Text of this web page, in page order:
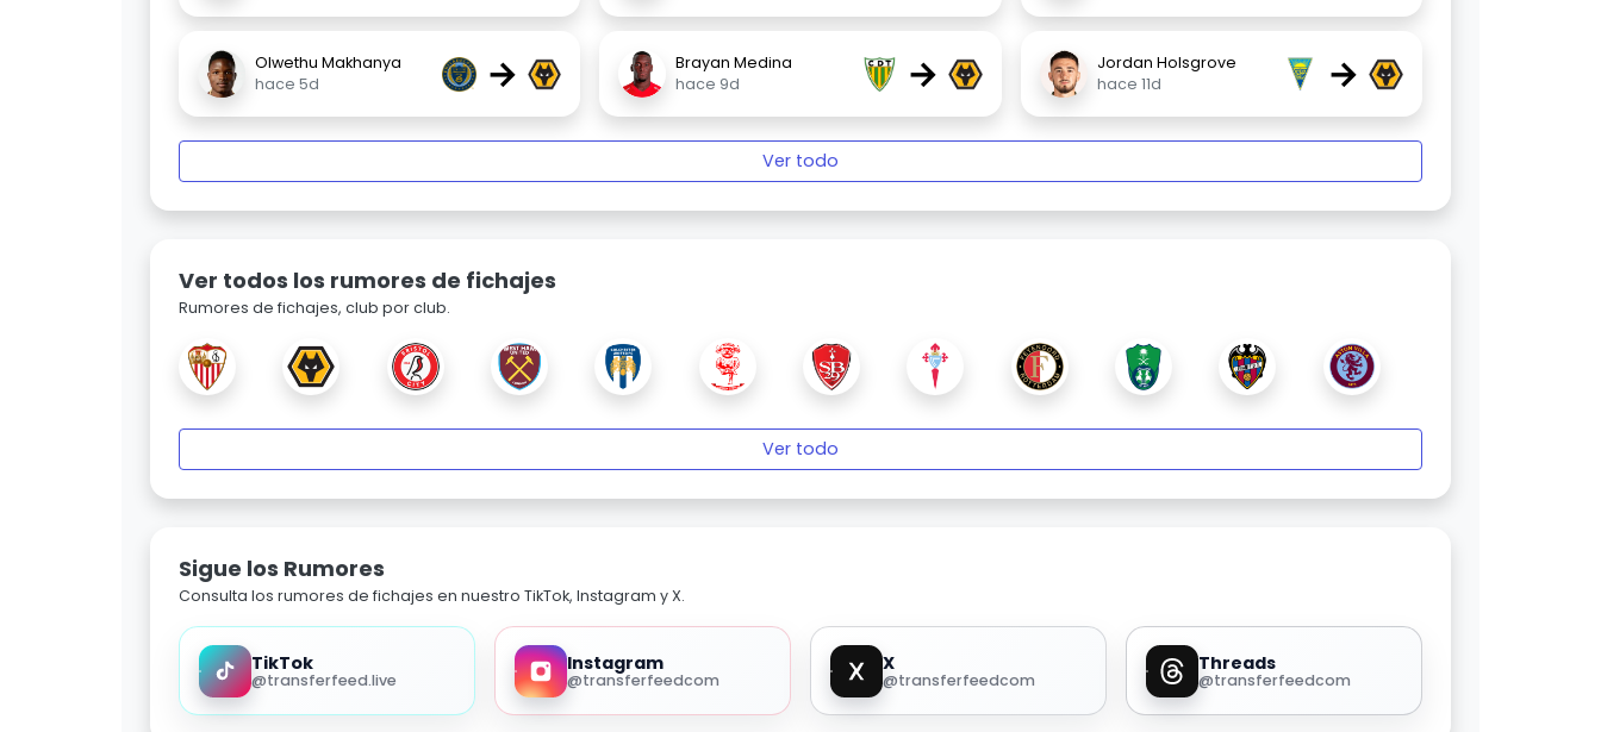
Olwethu Makhanya
hace 5d
→
Brayan Medina
hace 9d
→
Jordan Holsgrove
hace 11d
→
Ver todo
Ver todos los rumores de fichajes
Rumores de fichajes, club por club.
Ver todo
Sigue los Rumores
Consulta los rumores de fichajes en nuestro TikTok, Instagram y X.
TikTok
@transferfeed.live
Instagram
@transferfeedcom
X
@transferfeedcom
Threads
@transferfeedcom